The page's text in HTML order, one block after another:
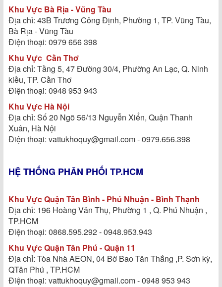
Khu Vực Bà Rịa - Vũng Tàu
Địa chỉ: 43B Trương Công Định, Phường 1, TP. Vũng Tàu,
Bà Rịa - Vũng Tàu
Điện thoại: 0979 656 398
Khu Vực Cần Thơ
Địa chỉ: Tầng 5, 47 Đường 30/4, Phường An Lạc, Q. Ninh
kiều, TP. Cần Thơ
Điện thoại: 0948 953 943
Khu Vực Hà Nội
Địa chỉ: Số 20 Ngõ 56/13 Nguyễn Xiển, Quận Thanh
Xuân, Hà Nội
Điện thoại: vattukhoquy@gmail.com - 0979.656.398
HỆ THỐNG PHÂN PHỐI TP.HCM
Khu Vực Quận Tân Bình - Phú Nhuận - Bình Thạnh
Địa chỉ: 196 Hoàng Văn Thụ, Phường 1 , Q. Phú Nhuận ,
TP.HCM
Điện thoại: 0868.595.292 - 0948.953.943
Khu Vực Quận Tân Phú - Quận 11
Địa chỉ: Tòa Nhà AEON, 04 Bờ Bao Tân Thắng ,P. Sơn kỳ,
QTân Phú , TP.HCM
Điện thoại: vattukhoquy@gmail.com - 0948 953 943